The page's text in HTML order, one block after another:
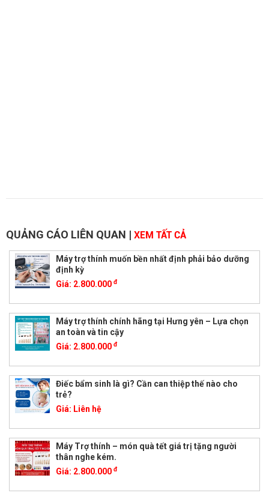
QUẢNG CÁO LIÊN QUAN | XEM TẤT CẢ
Máy trợ thính muốn bền nhất định phải bảo dưỡng
định kỳ
Giá: 2.800.000 đ
Máy trợ thính chính hãng tại Hưng yên – Lựa chọn
an toàn và tin cậy
Giá: 2.800.000 đ
Điếc bẩm sinh là gì? Cần can thiệp thế nào cho
trẻ?
Giá: Liên hệ
Máy Trợ thính – món quà tết giá trị tặng người
thân nghe kém.
Giá: 2.800.000 đ